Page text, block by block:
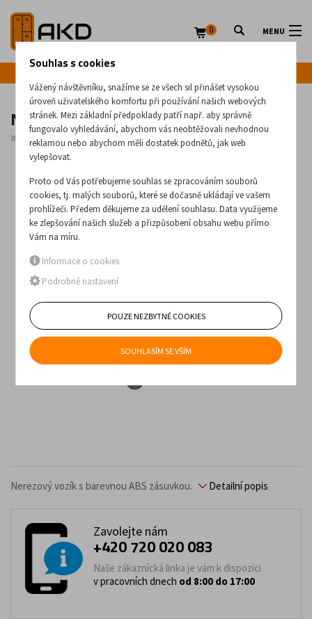
MENU
0
Nerezový zdravotnický vozík 2836
Rozměry: x 580 (mm)
Nerezový vozík s barevnou ABS zásuvkou. Detailní popis
Zavolejte nám
+420 720 020 083
Naše zákaznícká linka je vám k dispozici
v pracovních dnech od 8:00 do 17:00
Souhlas s cookies
Vážený návštěvníku, snažíme se ze všech sil přinášet vysokou
úroveň uživatelského komfortu při používání našich webových
stránek. Mezi základní předpoklady patří např. aby správně
fungovalo vyhledávání, abychom vás neobtěžovali nevhodnou
reklamou nebo abychom měli dostatek podnětů, jak web
vylepšovat.
Proto od Vás potřebujeme souhlas se zpracováním souborů
cookies, tj. malých souborů, které se dočasně ukládají ve vašem
prohlížeči. Předem děkujeme za udělení souhlasu. Data využijeme
ke zlepšování našich služeb a přizpůsobení obsahu webu přímo
Vám na míru.
Informace o cookies
Podrobné nastavení
POUZE NEZBYTNÉ COOKIES
SOUHLASÍM SE VŠÍM